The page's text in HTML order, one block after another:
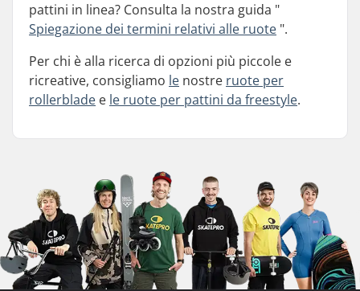
pattini in linea? Consulta la nostra guida "
Spiegazione dei termini relativi alle ruote ".
Per chi è alla ricerca di opzioni più piccole e
ricreative, consigliamo le nostre ruote per
rollerblade e le ruote per pattini da freestyle.